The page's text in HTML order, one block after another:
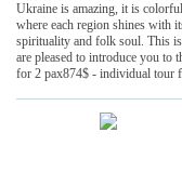
Ukraine is amazing, it is
where each region shines with
spirituality and folk soul. This
are pleased to introduce you
for 2 pax874$ - individual tour